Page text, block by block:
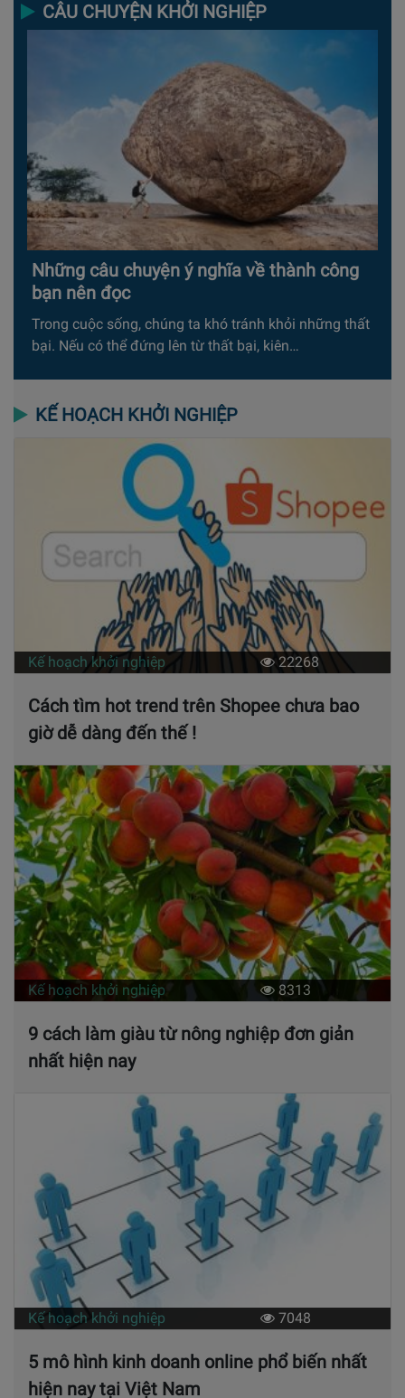
CÂU CHUYỆN KHỞI NGHIỆP
Những câu chuyện ý nghĩa về thành công
bạn nên đọc
Trong cuộc sống, chúng ta khó tránh khỏi những thất
bại. Nếu có thể đứng lên từ thất bại, kiên…
KẾ HOẠCH KHỞI NGHIỆP
Kế hoạch khởi nghiệp 22268
Cách tìm hot trend trên Shopee chưa bao
giờ dễ dàng đến thế !
Kế hoạch khởi nghiệp 8313
9 cách làm giàu từ nông nghiệp đơn giản
nhất hiện nay
Kế hoạch khởi nghiệp 7048
5 mô hình kinh doanh online phổ biến nhất
hiện nay tại Việt Nam